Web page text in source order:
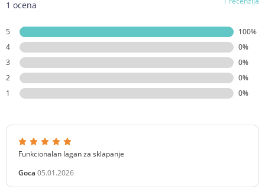
1 ocena
5
100%
4
0%
3
0%
2
0%
1
0%
Funkcionalan lagan za sklapanje
Goca 05.01.2026